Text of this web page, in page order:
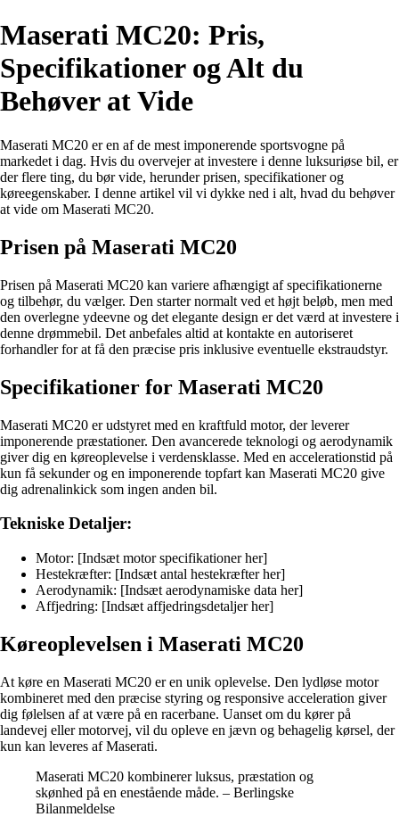
Maserati MC20: Pris,
Specifikationer og Alt du
Behøver at Vide
Maserati MC20 er en af de mest imponerende sportsvogne på
markedet i dag. Hvis du overvejer at investere i denne luksuriøse bil, er
der flere ting, du bør vide, herunder prisen, specifikationer og
køreegenskaber. I denne artikel vil vi dykke ned i alt, hvad du behøver
at vide om Maserati MC20.
Prisen på Maserati MC20
Prisen på Maserati MC20 kan variere afhængigt af specifikationerne
og tilbehør, du vælger. Den starter normalt ved et højt beløb, men med
den overlegne ydeevne og det elegante design er det værd at investere i
denne drømmebil. Det anbefales altid at kontakte en autoriseret
forhandler for at få den præcise pris inklusive eventuelle ekstraudstyr.
Specifikationer for Maserati MC20
Maserati MC20 er udstyret med en kraftfuld motor, der leverer
imponerende præstationer. Den avancerede teknologi og aerodynamik
giver dig en køreoplevelse i verdensklasse. Med en accelerationstid på
kun få sekunder og en imponerende topfart kan Maserati MC20 give
dig adrenalinkick som ingen anden bil.
Tekniske Detaljer:
Motor: [Indsæt motor specifikationer her]
Hestekræfter: [Indsæt antal hestekræfter her]
Aerodynamik: [Indsæt aerodynamiske data her]
Affjedring: [Indsæt affjedringsdetaljer her]
Køreoplevelsen i Maserati MC20
At køre en Maserati MC20 er en unik oplevelse. Den lydløse motor
kombineret med den præcise styring og responsive acceleration giver
dig følelsen af at være på en racerbane. Uanset om du kører på
landevej eller motorvej, vil du opleve en jævn og behagelig kørsel, der
kun kan leveres af Maserati.
Maserati MC20 kombinerer luksus, præstation og
skønhed på en enestående måde. – Berlingske
Bilanmeldelse